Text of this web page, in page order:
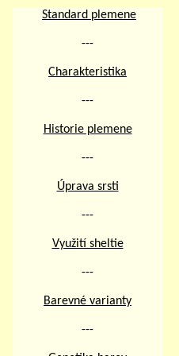
Standard plemene
---
Charakteristika
---
Historie plemene
---
Úprava srsti
---
Využití sheltie
---
Barevné varianty
---